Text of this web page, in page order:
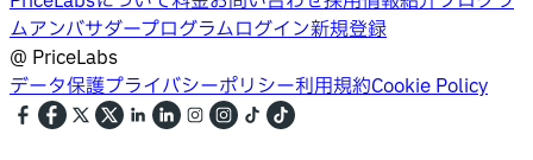
ムアンバサダープログラムログイン新規登録
@ PriceLabs
データ保護プライバシーポリシー利用規約Cookie Policy